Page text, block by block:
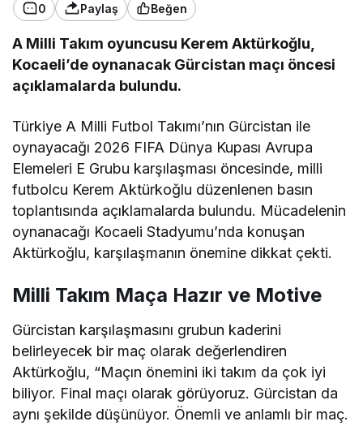
0 Paylaş Beğen
A Milli Takım oyuncusu Kerem Aktürkoğlu,
Kocaeli’de oynanacak Gürcistan maçı öncesi
açıklamalarda bulundu.
Türkiye A Milli Futbol Takımı’nın Gürcistan ile
oynayacağı 2026 FIFA Dünya Kupası Avrupa
Elemeleri E Grubu karşılaşması öncesinde, milli
futbolcu Kerem Aktürkoğlu düzenlenen basın
toplantısında açıklamalarda bulundu. Mücadelenin
oynanacağı Kocaeli Stadyumu’nda konuşan
Aktürkoğlu, karşılaşmanın önemine dikkat çekti.
Milli Takım Maça Hazır ve Motive
Gürcistan karşılaşmasını grubun kaderini
belirleyecek bir maç olarak değerlendiren
Aktürkoğlu, “Maçın önemini iki takım da çok iyi
biliyor. Final maçı olarak görüyoruz. Gürcistan da
aynı şekilde düşünüyor. Önemli ve anlamlı bir maç.